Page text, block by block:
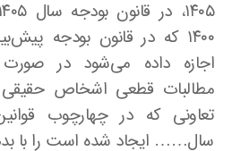
۱۴۰۰ که در قانون بودجه
اجازه داده می‌شود در صورت
مطالبات قطعی اشخاص
تعاونی که در چهارچوب
سال…… ایجاد شده است را با